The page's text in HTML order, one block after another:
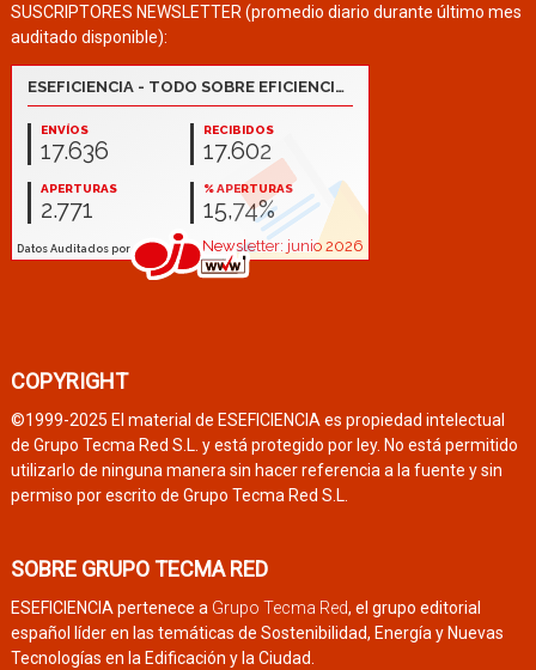
SUSCRIPTORES NEWSLETTER (promedio diario durante último mes
auditado disponible):
COPYRIGHT
©1999-2025 El material de ESEFICIENCIA es propiedad intelectual
de Grupo Tecma Red S.L. y está protegido por ley. No está permitido
utilizarlo de ninguna manera sin hacer referencia a la fuente y sin
permiso por escrito de Grupo Tecma Red S.L.
SOBRE GRUPO TECMA RED
ESEFICIENCIA pertenece a Grupo Tecma Red, el grupo editorial
español líder en las temáticas de Sostenibilidad, Energía y Nuevas
Tecnologías en la Edificación y la Ciudad.